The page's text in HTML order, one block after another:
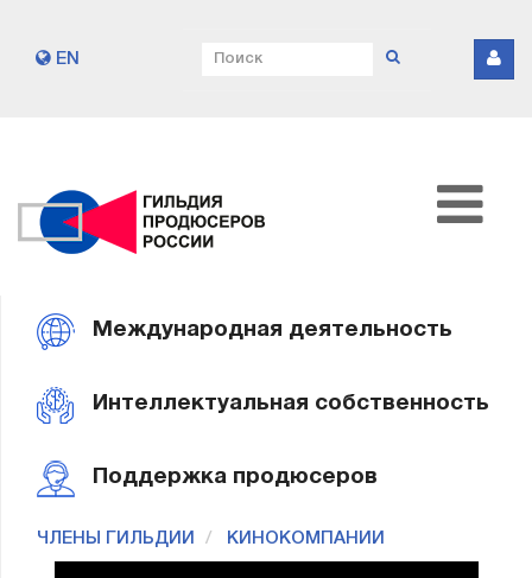
EN
Международная деятельность
Интеллектуальная собственность
Поддержка продюсеров
ЧЛЕНЫ ГИЛЬДИИ КИНОКОМПАНИИ